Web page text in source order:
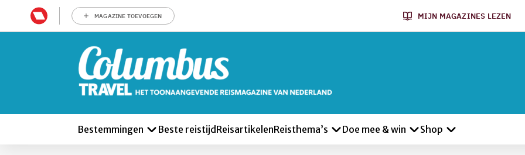
MAGAZINE TOEVOEGEN MIJN MAGAZINES LEZEN
Bestemmingen Beste reistijd ReisartikelenReisthema’s Doe mee & win Shop